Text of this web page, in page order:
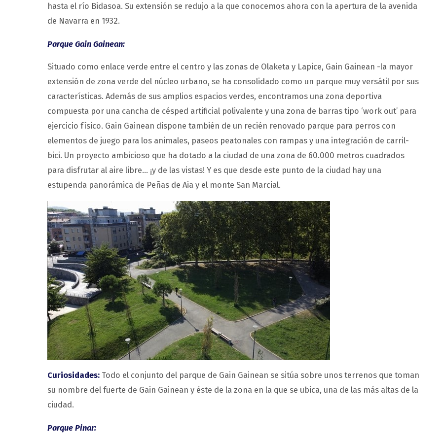
hasta el río Bidasoa. Su extensión se redujo a la que conocemos ahora con la apertura de la avenida
de Navarra en 1932.
Parque Gain Gainean:
Situado como enlace verde entre el centro y las zonas de Olaketa y Lapice, Gain Gainean -la mayor
extensión de zona verde del núcleo urbano, se ha consolidado como un parque muy versátil por sus
características. Además de sus amplios espacios verdes, encontramos una zona deportiva
compuesta por una cancha de césped artificial polivalente y una zona de barras tipo ‘work out’ para
ejercicio físico. Gain Gainean dispone también de un recién renovado parque para perros con
elementos de juego para los animales, paseos peatonales con rampas y una integración de carril-
bici. Un proyecto ambicioso que ha dotado a la ciudad de una zona de 60.000 metros cuadrados
para disfrutar al aire libre… ¡y de las vistas! Y es que desde este punto de la ciudad hay una
estupenda panorámica de Peñas de Aia y el monte San Marcial.
Curiosidades:Todo el conjunto del parque de Gain Gainean se sitúa sobre unos terrenos que toman
su nombre del fuerte de Gain Gainean y éste de la zona en la que se ubica, una de las más altas de la
ciudad.
Parque Pinar: